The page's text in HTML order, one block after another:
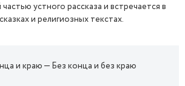
устного рассказа и встречается в
и религиозных текстах.
и краю — Без конца и без краю